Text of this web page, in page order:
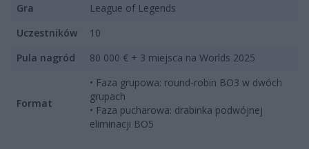
Gra
League of Legends
Uczestników
10
Pula nagród
80 000 € + 3 miejsca na Worlds 2025
Format
• Faza grupowa: round-robin BO3 w dwóch
grupach
• Faza pucharowa: drabinka podwójnej
eliminacji BO5